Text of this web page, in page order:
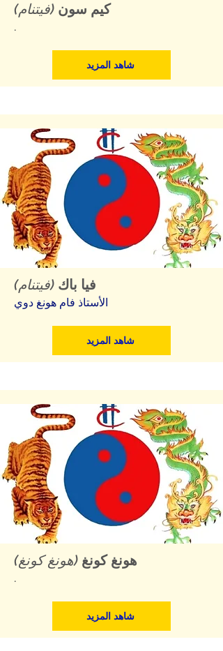
كيم سون (فيتنام)
.
شاهد المزيد
فيا باك (فيتنام)
الأستاذ فام هونغ دوي
شاهد المزيد
هونغ كونغ (هونغ كونغ)
.
شاهد المزيد